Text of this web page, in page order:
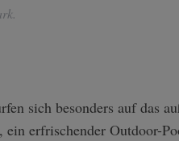
sich besonders auf das
ein erfrischender Outdoor-